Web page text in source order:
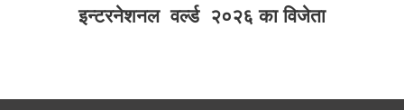
इन्टरनेशनल वर्ल्ड २०२६ का विजेता